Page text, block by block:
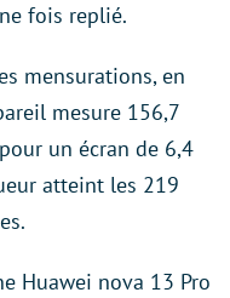
fois replié.
mensurations, en
mesure 156,7
un écran de 6,4
atteint les 219
Huawei nova 13 Pro